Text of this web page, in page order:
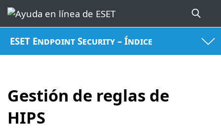
ESET Endpoint Security – Índice
Gestión de reglas de
HIPS